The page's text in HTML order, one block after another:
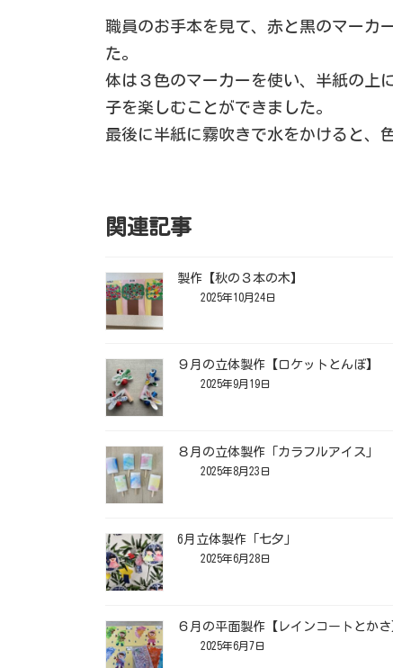
職員のお手本を見て、赤と黒のマーカ
た。
体は３色のマーカーを使い、半紙の上
子を楽しむことができました。
最後に半紙に霧吹きで水をかけると、
関連記事
製作【秋の３本の木】
2025年10月24日
９月の立体製作【ロケットとんぼ】
2025年9月19日
８月の立体製作「カラフルアイス」
2025年8月23日
6月立体製作「七夕」
2025年6月28日
６月の平面製作【レインコートとかさ
2025年6月7日